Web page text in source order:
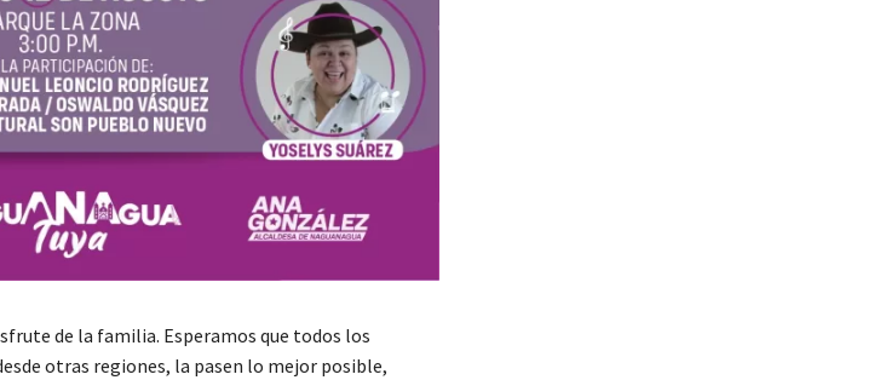
de la familia. Esperamos que todos los
otras regiones, la pasen lo mejor posible,